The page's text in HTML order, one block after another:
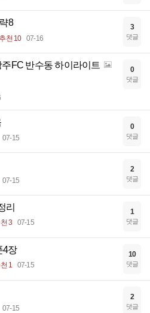
8
추천 10 07-16
3
댓글
주FC 반수동 하이라이트 0
댓글
07-15
0
댓글
07-15
2
댓글
리
3 07-15
1
댓글
4장
1 07-15
10
댓글
07-15
2
댓글